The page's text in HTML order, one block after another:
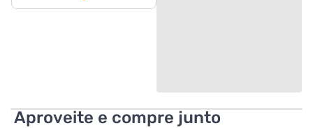
Aproveite e compre junto